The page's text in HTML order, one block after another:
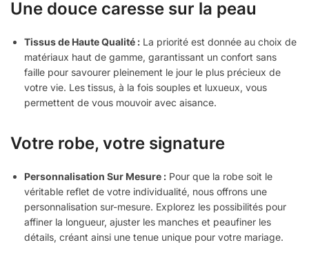
Une douce caresse sur la peau
Tissus de Haute Qualité : La priorité est donnée au choix de
matériaux haut de gamme, garantissant un confort sans
faille pour savourer pleinement le jour le plus précieux de
votre vie. Les tissus, à la fois souples et luxueux, vous
permettent de vous mouvoir avec aisance.
Votre robe, votre signature
Personnalisation Sur Mesure : Pour que la robe soit le
véritable reflet de votre individualité, nous offrons une
personnalisation sur-mesure. Explorez les possibilités pour
affiner la longueur, ajuster les manches et peaufiner les
détails, créant ainsi une tenue unique pour votre mariage.